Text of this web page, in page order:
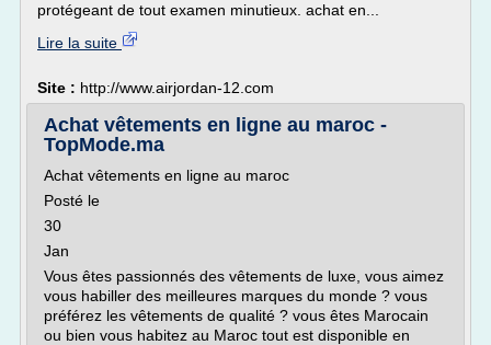
protégeant de tout examen minutieux. achat en...
Lire la suite
Site : http://www.airjordan-12.com
Achat vêtements en ligne au maroc -
TopMode.ma
Achat vêtements en ligne au maroc
Posté le
30
Jan
Vous êtes passionnés des vêtements de luxe, vous aimez
vous habiller des meilleures marques du monde ? vous
préférez les vêtements de qualité ? vous êtes Marocain
ou bien vous habitez au Maroc tout est disponible en